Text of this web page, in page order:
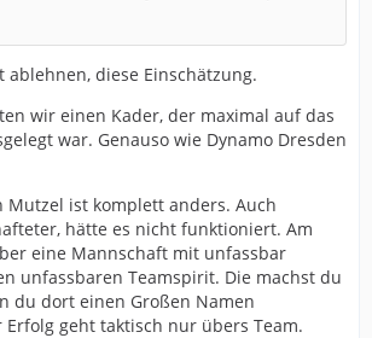
ablehnen, diese Einschätzung.
wir einen Kader, der maximal auf das
war. Genauso wie Dynamo Dresden
Mutzel ist komplett anders. Auch
hätte es nicht funktioniert. Am
eine Mannschaft mit unfassbar
unfassbaren Teamspirit. Die machst du
du dort einen Großen Namen
geht taktisch nur übers Team.